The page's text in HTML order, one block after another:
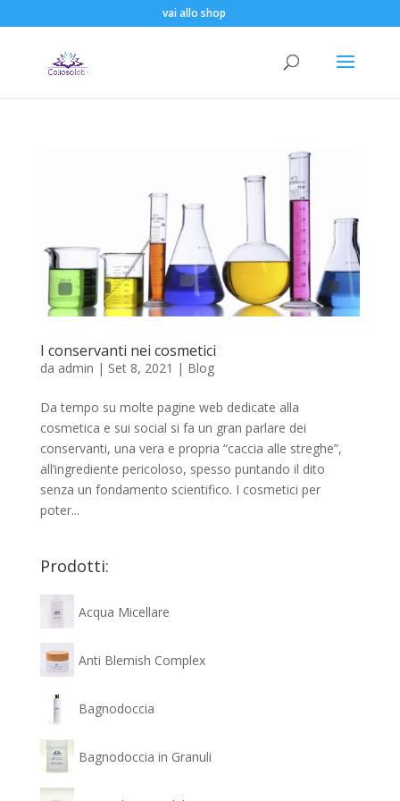
vai allo shop
I conservanti nei cosmetici
da admin | Set 8, 2021 | Blog
Da tempo su molte pagine web dedicate alla
cosmetica e sui social si fa un gran parlare dei
conservanti, una vera e propria “caccia alle streghe”,
all’ingrediente pericoloso, spesso puntando il dito
senza un fondamento scientifico. I cosmetici per
poter...
Prodotti:
Acqua Micellare
Anti Blemish Complex
Bagnodoccia
Bagnodoccia in Granuli